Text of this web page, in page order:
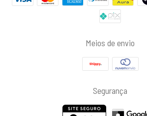
Meios de envio
Segurança